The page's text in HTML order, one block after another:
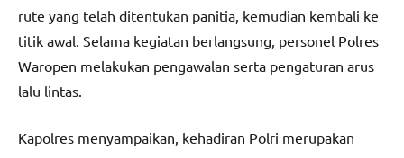
rute yang telah ditentukan panitia, kemudian kembali ke
titik awal. Selama kegiatan berlangsung, personel Polres
Waropen melakukan pengawalan serta pengaturan arus
lalu lintas.
Kapolres menyampaikan, kehadiran Polri merupakan